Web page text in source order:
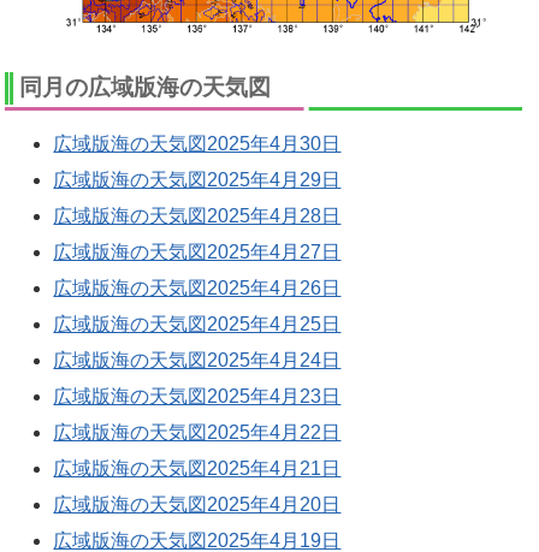
同月の広域版海の天気図
広域版海の天気図2025年4月30日
広域版海の天気図2025年4月29日
広域版海の天気図2025年4月28日
広域版海の天気図2025年4月27日
広域版海の天気図2025年4月26日
広域版海の天気図2025年4月25日
広域版海の天気図2025年4月24日
広域版海の天気図2025年4月23日
広域版海の天気図2025年4月22日
広域版海の天気図2025年4月21日
広域版海の天気図2025年4月20日
広域版海の天気図2025年4月19日